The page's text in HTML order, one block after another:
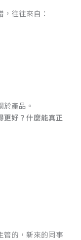
往往來自：
於產品。
更好？什麼能真正
管的，新來的同事